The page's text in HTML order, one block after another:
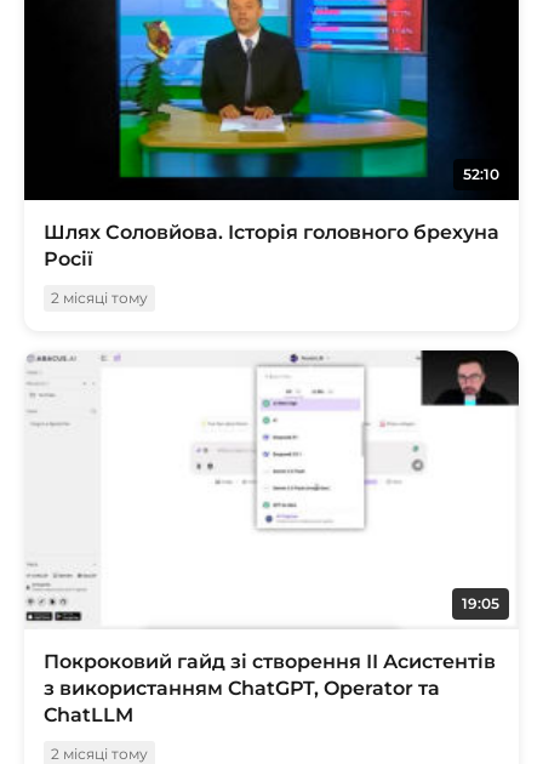
52:10
Шлях Соловйова. Історія головного брехуна
Росії
2 місяці тому
19:05
Покроковий гайд зі створення ІІ Асистентів
з використанням ChatGPT, Operator та
ChatLLM
2 місяці тому